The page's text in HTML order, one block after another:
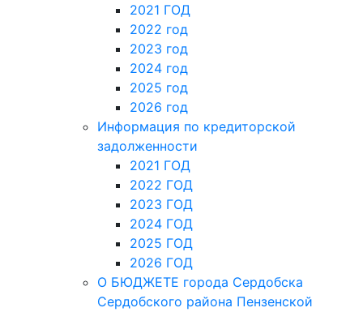
2021 ГОД
2022 год
2023 год
2024 год
2025 год
2026 год
Информация по кредиторской
задолженности
2021 ГОД
2022 ГОД
2023 ГОД
2024 ГОД
2025 ГОД
2026 ГОД
О БЮДЖЕТЕ города Сердобска
Сердобского района Пензенской